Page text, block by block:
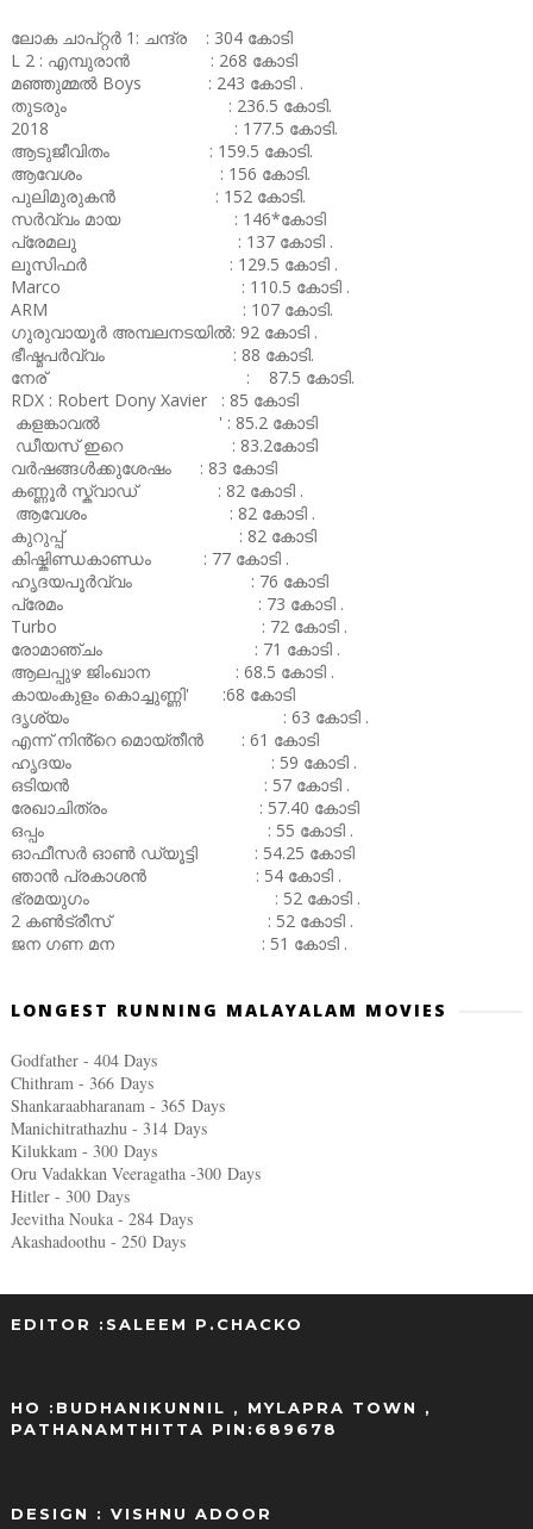
ലോക ചാപ്റ്റർ 1: ചന്ദ്ര : 304 കോടി
L 2 : എമ്പുരാൻ : 268 കോടി
മഞ്ഞുമ്മൽ Boys : 243 കോടി .
തുടരും : 236.5 കോടി.
2018 : 177.5 കോടി.
ആടുജീവിതം : 159.5 കോടി.
ആവേശം : 156 കോടി.
പുലിമുരുകൻ : 152 കോടി.
സർവ്വം മായ : 146*കോടി
പ്രേമലു : 137 കോടി .
ലൂസിഫർ : 129.5 കോടി .
Marco : 110.5 കോടി .
ARM : 107 കോടി.
ഗുരുവായൂർ അമ്പലനടയിൽ: 92 കോടി .
ഭീഷ്മപർവ്വം : 88 കോടി.
നേര് : 87.5 കോടി.
RDX : Robert Dony Xavier : 85 കോടി
കളങ്കാവൽ ' : 85.2 കോടി
ഡീയസ് ഇറെ : 83.2കോടി
വർഷങ്ങൾക്കുശേഷം : 83 കോടി
കണ്ണൂർ സ്ക്വാഡ് : 82 കോടി .
ആവേശം : 82 കോടി .
കുറുപ്പ് : 82 കോടി
കിഷ്കിണ്ഡകാണ്ഡം : 77 കോടി .
ഹൃദയപൂർവ്വം : 76 കോടി
പ്രേമം : 73 കോടി .
Turbo : 72 കോടി .
രോമാഞ്ചം : 71 കോടി .
ആലപ്പുഴ ജിംഖാന : 68.5 കോടി .
കായംകുളം കൊച്ചുണ്ണി' :68 കോടി
ദൃശ്യം : 63 കോടി .
എന്ന് നിൻ്റെ മൊയ്തീൻ : 61 കോടി
ഹൃദയം : 59 കോടി .
ഒടിയൻ : 57 കോടി .
രേഖാചിത്രം : 57.40 കോടി
ഒപ്പം : 55 കോടി .
ഓഫീസർ ഓൺ ഡ്യൂട്ടി : 54.25 കോടി
ഞാൻ പ്രകാശൻ : 54 കോടി .
ഭ്രമയുഗം : 52 കോടി .
2 കൺട്രീസ് : 52 കോടി .
ജന ഗണ മന : 51 കോടി .
LONGEST RUNNING MALAYALAM MOVIES
Godfather - 404 Days
Chithram - 366 Days
Shankaraabharanam - 365 Days
Manichitrathazhu - 314 Days
Kilukkam - 300 Days
Oru Vadakkan Veeragatha -300 Days
Hitler - 300 Days
Jeevitha Nouka - 284 Days
Akashadoothu - 250 Days
EDITOR :SALEEM P.CHACKO
HO :BUDHANIKUNNIL , MYLAPRA TOWN ,
PATHANAMTHITTA PIN:689678
DESIGN : VISHNU ADOOR